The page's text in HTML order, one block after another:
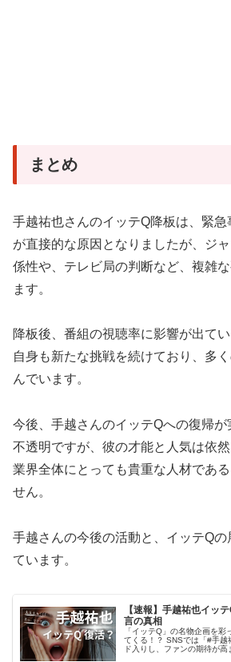
まとめ
手越祐也さんのイッテQ降板は、緊
が直接的な原因となりましたが、ジ
係性や、テレビ局の判断など、複雑
ます。
降板後、番組の視聴率に影響が出て
自身も新たな挑戦を続けており、多
んでいます。
今後、手越さんのイッテQへの復帰
不透明ですが、彼の才能と人気は依
業界全体にとっても貴重な人材であ
せん。
手越さんの今後の活動と、イッテQの
ています。
【速報】手越祐也イッ
言の真相
「イッテQ」の名物企画を
てくる！？ SNSでは「#手越
ド入りし、ファンの期待が